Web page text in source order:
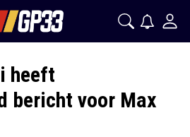
heeft
bericht voor Max